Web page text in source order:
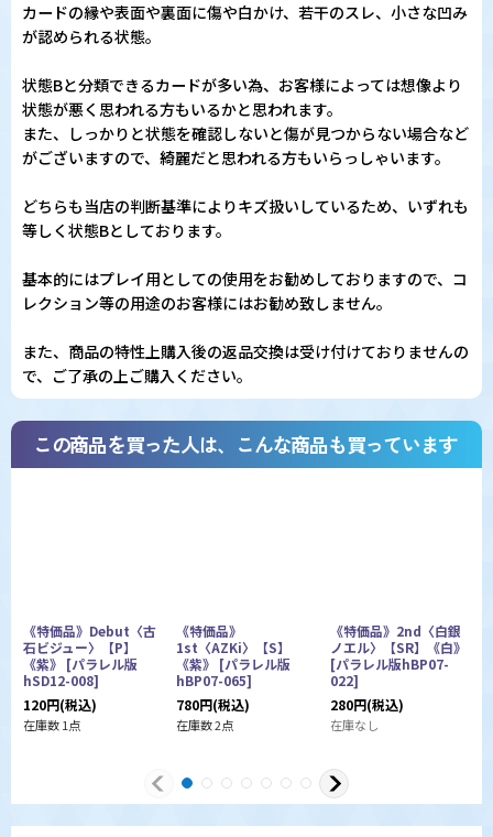
カードの縁や表面や裏面に傷や白かけ、若干のスレ、小さな凹み
が認められる状態。
状態Bと分類できるカードが多い為、お客様によっては想像より
状態が悪く思われる方もいるかと思われます。
また、しっかりと状態を確認しないと傷が見つからない場合など
がございますので、綺麗だと思われる方もいらっしゃいます。
どちらも当店の判断基準によりキズ扱いしているため、いずれも
等しく状態Bとしております。
基本的にはプレイ用としての使用をお勧めしておりますので、コ
レクション等の用途のお客様にはお勧め致しません。
また、商品の特性上購入後の返品交換は受け付けておりませんの
で、ご了承の上ご購入ください。
この商品を買った人は、こんな商品も買っています
《特価品》Debut〈古
石ビジュー〉【P】
《紫》 [パラレル版
hSD12-008]
120円(税込)
在庫数 1点
《特価品》
1st〈AZKi〉【S】
《紫》 [パラレル版
hBP07-065]
780円(税込)
在庫数 2点
《特価品》2nd〈白銀
ノエル〉【SR】《白》
[パラレル版hBP07-
022]
280円(税込)
在庫なし